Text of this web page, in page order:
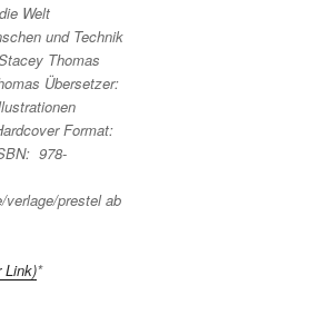
Welt
und Technik
Thomas
Übersetzer:
Format:
978-
verlage/prestel ab
Link)*